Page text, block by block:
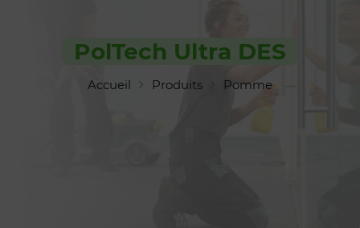
PolTech Ultra DES
Accueil Produits Pomme